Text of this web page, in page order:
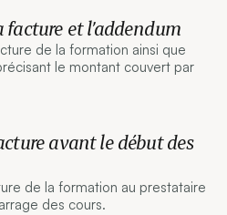
facture et l’addendum
de la formation ainsi que
le montant couvert par
avant le début des
de la formation au prestataire
des cours.